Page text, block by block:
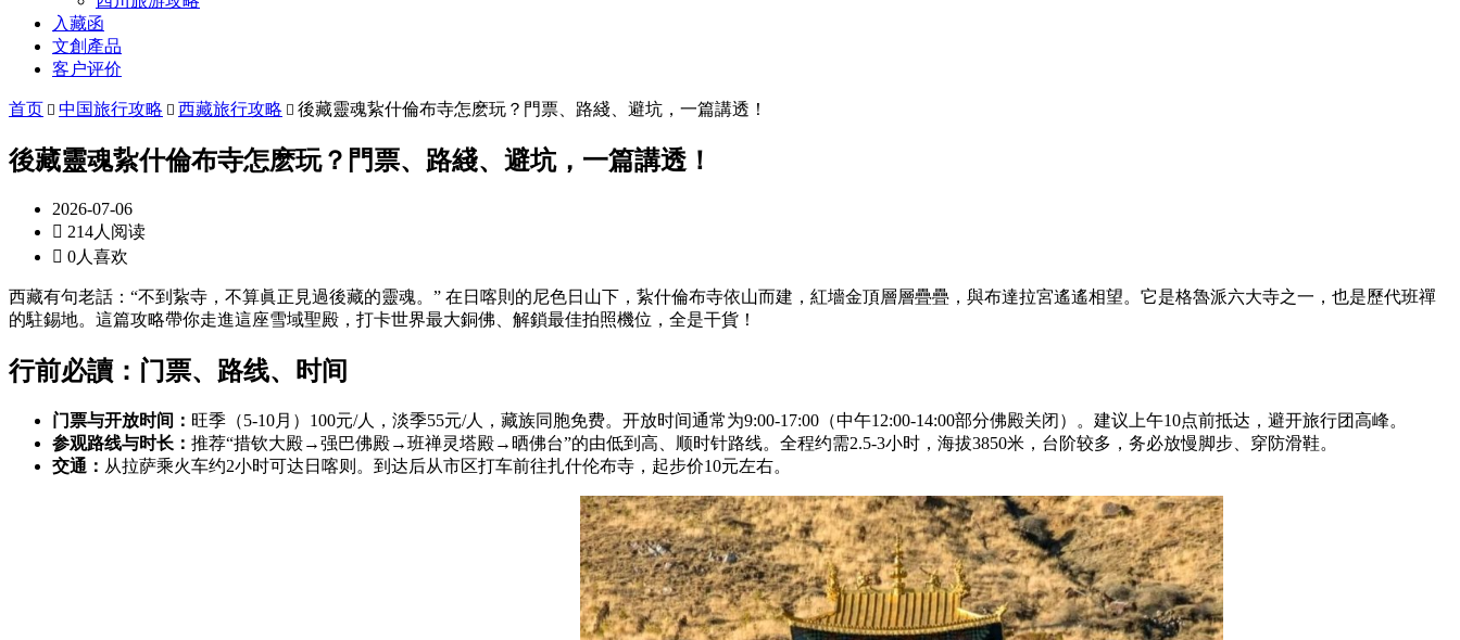
入藏函
文創產品
客户评价
首页  中国旅行攻略  西藏旅行攻略  後藏靈魂紥什倫布寺怎麽玩？門票、路綫、避坑，一篇講透！
後藏靈魂紥什倫布寺怎麽玩？門票、路綫、避坑，一篇講透！
2026-07-06
 214人阅读
 0人喜欢
西藏有句老話：“不到紥寺，不算眞正見過後藏的靈魂。” 在日喀則的尼色日山下，紥什倫布寺依山而建，紅墻金頂層層疊疊，與布達拉宮遙遙相望。它是格魯派六大寺之一，也是歷代班禪
的駐錫地。這篇攻略帶你走進這座雪域聖殿，打卡世界最大銅佛、解鎖最佳拍照機位，全是干貨！
行前必讀：门票、路线、时间
门票与开放时间： 旺季（5-10月）100元/人，淡季55元/人，藏族同胞免费。开放时间通常为9:00-17:00（中午12:00-14:00部分佛殿关闭）。建议上午10点前抵达，避开旅行团高峰。
参观路线与时长： 推荐“措钦大殿→强巴佛殿→班禅灵塔殿→晒佛台”的由低到高、顺时针路线。全程约需2.5-3小时，海拔3850米，台阶较多，务必放慢脚步、穿防滑鞋。
交通： 从拉萨乘火车约2小时可达日喀则。到达后从市区打车前往扎什伦布寺，起步价10元左右。